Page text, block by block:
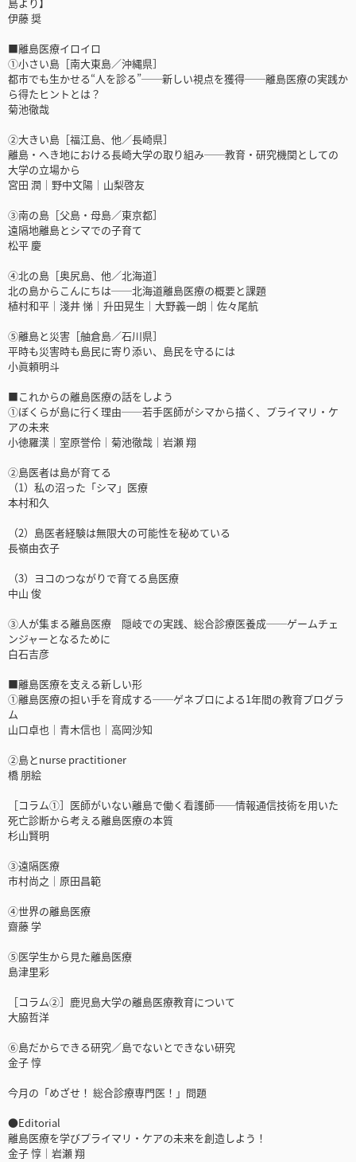
伊藤 奨
■離島医療イロイロ
①小さい島［南大東島／沖縄県］
都市でも生かせる“人を診る”──新しい視点を獲得──離島医療の実践か
ら得たヒントとは？
菊池徹哉
②大きい島［福江島、他／長崎県］
離島・へき地における長崎大学の取り組み──教育・研究機関としての
大学の立場から
宮田 潤｜野中文陽｜山梨啓友
③南の島［父島・母島／東京都］
遠隔地離島とシマでの子育て
松平 慶
④北の島［奥尻島、他／北海道］
北の島からこんにちは──北海道離島医療の概要と課題
植村和平｜淺井 悌｜升田晃生｜大野義一朗｜佐々尾航
⑤離島と災害［舳倉島／石川県］
平時も災害時も島民に寄り添い、島民を守るには
小眞頼明斗
■これからの離島医療の話をしよう
①ぼくらが島に行く理由──若手医師がシマから描く、プライマリ・ケ
アの未来
小徳羅漢｜室原誉伶｜菊池徹哉｜岩瀬 翔
②島医者は島が育てる
（1）私の沼った「シマ」医療
本村和久
（2）島医者経験は無限大の可能性を秘めている
長嶺由衣子
（3）ヨコのつながりで育てる島医療
中山 俊
③人が集まる離島医療 隠岐での実践、総合診療医養成──ゲームチェ
ンジャーとなるために
白石吉彦
■離島医療を支える新しい形
①離島医療の担い手を育成する──ゲネプロによる1年間の教育プログラ
ム
山口卓也｜青木信也｜高岡沙知
②島とnurse practitioner
橋 朋絵
［コラム①］医師がいない離島で働く看護師──情報通信技術を用いた
死亡診断から考える離島医療の本質
杉山賢明
③遠隔医療
市村尚之｜原田昌範
④世界の離島医療
齋藤 学
⑤医学生から見た離島医療
島津里彩
［コラム②］鹿児島大学の離島医療教育について
大脇哲洋
⑥島だからできる研究／島でないとできない研究
金子 惇
今月の「めざせ！ 総合診療専門医！」問題
●Editorial
離島医療を学びプライマリ・ケアの未来を創造しよう！
金子 惇｜岩瀬 翔